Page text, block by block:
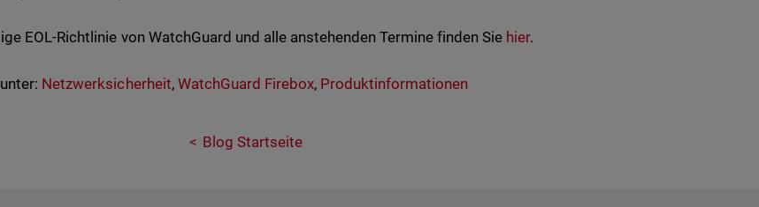
EOL-Richtlinie von WatchGuard und alle anstehenden Termine finden Sie hier.
Netzwerksicherheit, WatchGuard Firebox, Produktinformationen
Blog Startseite